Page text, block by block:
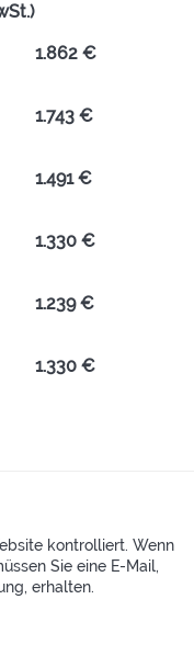
1.862 €
1.743 €
1.491 €
1.330 €
1.239 €
1.330 €
kontrolliert. Wenn
Sie eine E-Mail,
erhalten.